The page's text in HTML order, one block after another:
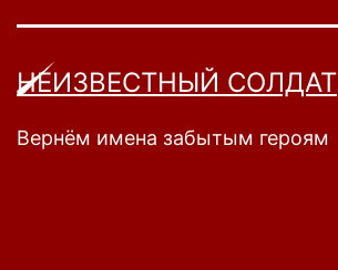
НЕИЗВЕСТНЫЙ СОЛДАТ
Вернём имена забытым героям